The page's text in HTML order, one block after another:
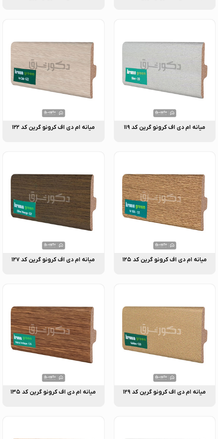
میانه ام دی اف کرونو گرین کد ۱۱۹ میانه ام دی اف کرونو گرین کد ۱۲۲
میانه ام دی اف کرونو گرین کد ۱۲۵ میانه ام دی اف کرونو گرین کد ۱۲۷
میانه ام دی اف کرونو گرین کد ۱۲۹ میانه ام دی اف کرونو گرین کد ۱۳۵